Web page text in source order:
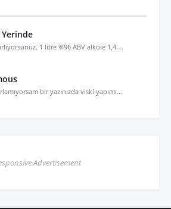
1 litre %96 ABV alkole 1,4 ...
bir yazınızda viski yapımı...
Advertisement